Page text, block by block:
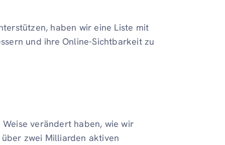
haben wir eine Liste mit
und ihre Online-Sichtbarkeit zu
verändert haben, wie wir
zwei Milliarden aktiven